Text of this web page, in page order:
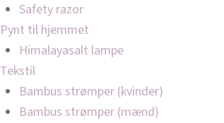
Safety razor
Pynt til hjemmet
Himalayasalt lampe
Tekstil
Bambus strømper (kvinder)
Bambus strømper (mænd)